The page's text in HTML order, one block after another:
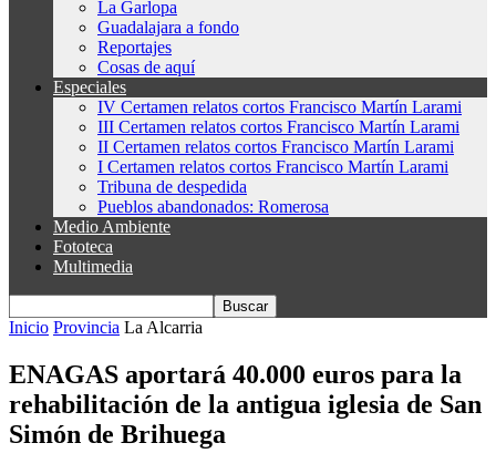
La Garlopa
Guadalajara a fondo
Reportajes
Cosas de aquí
Especiales
IV Certamen relatos cortos Francisco Martín Larami
III Certamen relatos cortos Francisco Martín Larami
II Certamen relatos cortos Francisco Martín Larami
I Certamen relatos cortos Francisco Martín Larami
Tribuna de despedida
Pueblos abandonados: Romerosa
Medio Ambiente
Fototeca
Multimedia
Inicio Provincia La Alcarria
ENAGAS aportará 40.000 euros para la
rehabilitación de la antigua iglesia de San
Simón de Brihuega